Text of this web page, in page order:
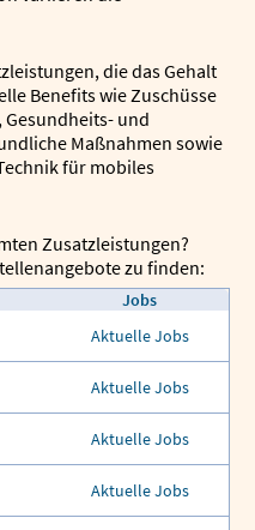
die das Gehalt
Benefits wie Zuschüsse
und
Maßnahmen sowie
für mobiles
Zusatzleistungen?
zu finden:
Jobs
Aktuelle Jobs
Aktuelle Jobs
Aktuelle Jobs
Aktuelle Jobs